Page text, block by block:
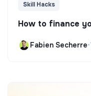
Skill Hacks
How to finance
Fabien Secherre•